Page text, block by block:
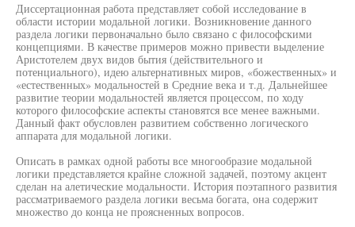
Диссертационная работа представляет собой исследование в
области истории модальной логики. Возникновение данного
раздела логики первоначально было связано с философскими
концепциями. В качестве примеров можно привести выделение
Аристотелем двух видов бытия (действительного и
потенциального), идею альтернативных миров, «божественных» и
«естественных» модальностей в Средние века и т.д. Дальнейшее
развитие теории модальностей является процессом, по ходу
которого философские аспекты становятся все менее важными.
Данный факт обусловлен развитием собственно логического
аппарата для модальной логики.
Описать в рамках одной работы все многообразие модальной
логики представляется крайне сложной задачей, поэтому акцент
сделан на алетические модальности. История поэтапного развития
рассматриваемого раздела логики весьма богата, она содержит
множество до конца не проясненных вопросов.